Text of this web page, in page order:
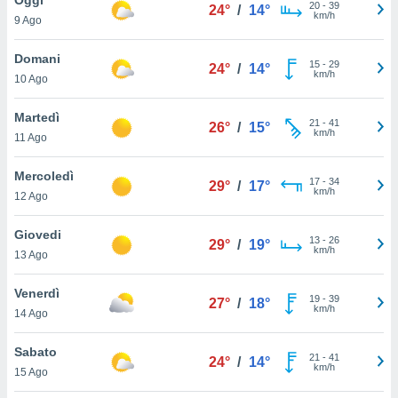
è
al sito
di
ci
di
il
un
la
nella
9 Ago
24° / 14° 20- 39
km/h
Domani
10 Ago
24° / 14° 15- 29
km/h
Martedì
11 Ago
26° / 15° 21 - 41
km/h
Mercoledì
12 Ago
29° / 17° 17- 34
km/h
Giovedi
13 Ago
29° / 19° 13- 26
km/h
Venerdì
14 Ago
27° / 18° 19- 39
km/h
Sabato
15 Ago
24° / 14° 21 - 41
km/h